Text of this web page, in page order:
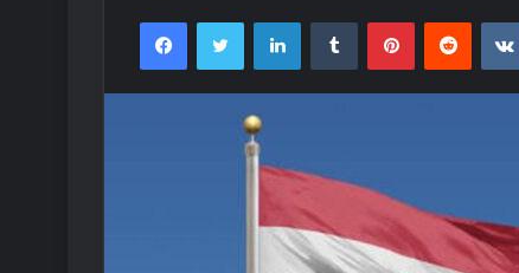
FacebookTwitter LinkedInTumblr PinterestReddit